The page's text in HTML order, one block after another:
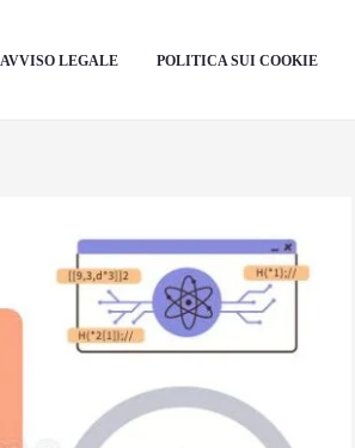
AVVISO LEGALE POLITICA SUI COOKIE